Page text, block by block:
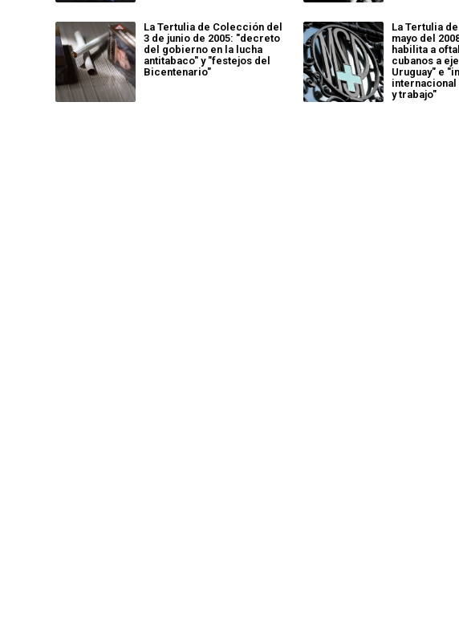
La Tertulia de Colección del
3 de junio de 2005: "decreto
del gobierno en la lucha
antitabaco" y "festejos del
Bicentenario"
La Tertulia
mayo del
habilita a
cubanos a
Uruguay" e
y trabajo"